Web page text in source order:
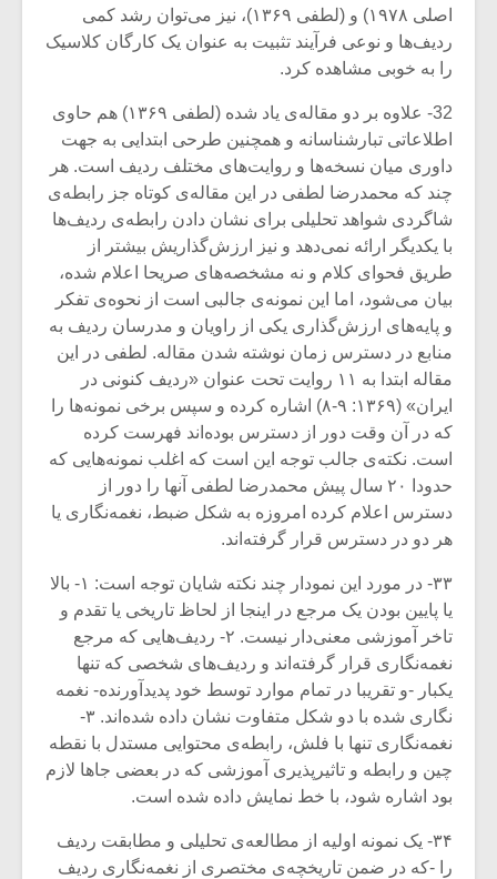
اصلی ۱۹۷۸) و (لطفی ۱۳۶۹)، نیز می‌توان رشد کمی
ردیف‌ها و نوعی فرآیند تثبیت به عنوان یک کارگان کلاسیک
را به خوبی مشاهده کرد.
32- علاوه بر دو مقاله‌ی یاد شده (لطفی ۱۳۶۹) هم حاوی
اطلاعاتی تبارشناسانه و همچنین طرحی ابتدایی به جهت
داوری میان نسخه‌ها و روایت‌های مختلف ردیف است. هر
چند که محمدرضا لطفی در این مقاله‌ی کوتاه جز رابطه‌ی
شاگردی شواهد تحلیلی برای نشان دادن رابطه‌ی ردیف‌ها
با یکدیگر ارائه نمی‌دهد و نیز ارزش‌گذاریش بیشتر از
طریق فحوای کلام و نه مشخصه‌های صریحا اعلام شده،
بیان می‌شود، اما این نمونه‌ی جالبی است از نحوه‌ی تفکر
و پایه‌های ارزش‌گذاری یکی از راویان و مدرسان ردیف به
منابع در دسترس زمان نوشته شدن مقاله. لطفی در این
مقاله ابتدا به ۱۱ روایت تحت عنوان «ردیف کنونی در
ایران» (۱۳۶۹: ۹-۸) اشاره کرده و سپس برخی نمونه‌ها را
که در آن وقت دور از دسترس بوده‌اند فهرست کرده
است. نکته‌ی جالب توجه این است که اغلب نمونه‌هایی که
حدودا ۲۰ سال پیش محمدرضا لطفی آنها را دور از
دسترس اعلام کرده امروزه به شکل ضبط، نغمه‌نگاری یا
هر دو در دسترس قرار گرفته‌اند.
۳۳- در مورد این نمودار چند نکته شایان توجه است: ۱- بالا
یا پایین بودن یک مرجع در اینجا از لحاظ تاریخی یا تقدم و
تاخر آموزشی معنی‌دار نیست. ۲- ردیف‌هایی که مرجع
نغمه‌نگاری قرار گرفته‌اند و ردیف‌های شخصی که تنها
یکبار -و تقریبا در تمام موارد توسط خود پدیدآورنده- نغمه
نگاری شده‌ با دو شکل متفاوت نشان داده شده‌اند. ۳-
نغمه‌نگاری تنها با فلش، رابطه‌ی محتوایی مستدل با نقطه
چین و رابطه‌ و تاثیرپذیری آموزشی که در بعضی جاها لازم
بود اشاره شود، با خط نمایش داده شده است.
۳۴- یک نمونه‌ اولیه از مطالعه‌ی تحلیلی و مطابقت ردیف
را -که در ضمن تاریخچه‌ی مختصری از نغمه‌نگاری ردیف